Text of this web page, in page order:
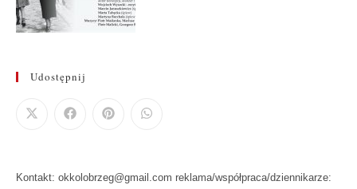
Udostępnij
Kontakt: okkolobrzeg@gmail.com reklama/współpraca/dziennikarze: